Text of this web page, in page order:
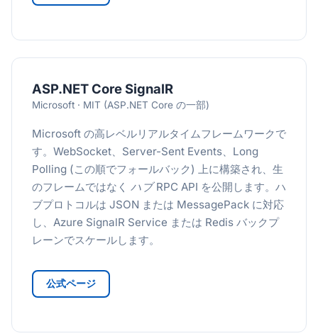
ASP.NET Core SignalR
Microsoft · MIT (ASP.NET Core の一部)
Microsoft の高レベルリアルタイムフレームワークで
す。WebSocket、Server-Sent Events、Long
Polling (この順でフォールバック) 上に構築され、生
のフレームではなく ハブRPC API を公開します。ハ
ブプロトコルは JSON または MessagePack に対応
し、Azure SignalR Service または Redis バックプ
レーンでスケールします。
公式ページ